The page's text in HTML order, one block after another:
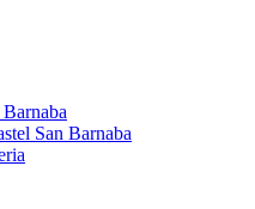
San Barnaba